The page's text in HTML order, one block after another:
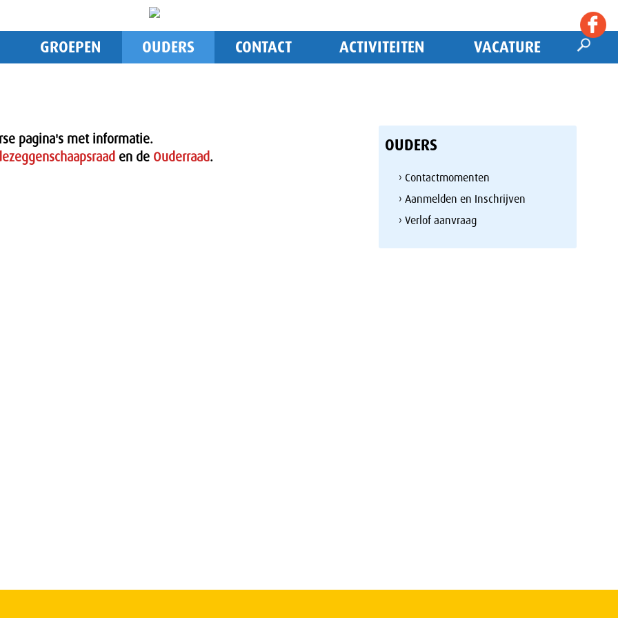
GROEPEN OUDERS CONTACT ACTIVITEITEN VACATURE
pagina's met informatie.
en de Ouderraad.
OUDERS
› Contactmomenten
› Aanmelden en Inschrijven
› Verlof aanvraag